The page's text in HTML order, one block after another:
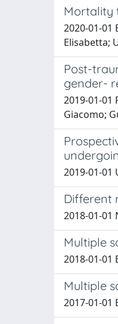
Mortality
2020-01-01
Elisabetta;
Post-
gender-
2019-01-01
Giacomo;
2019-01-01
Different
2018-01-01
Multiple
2018-01-01
Multiple
2017-01-01